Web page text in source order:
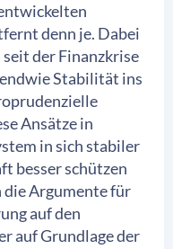
denn je. Dabei
der Finanzkrise
Stabilität ins
Ansätze in
in sich stabiler
besser schützen
die Argumente für
auf den
auf Grundlage der